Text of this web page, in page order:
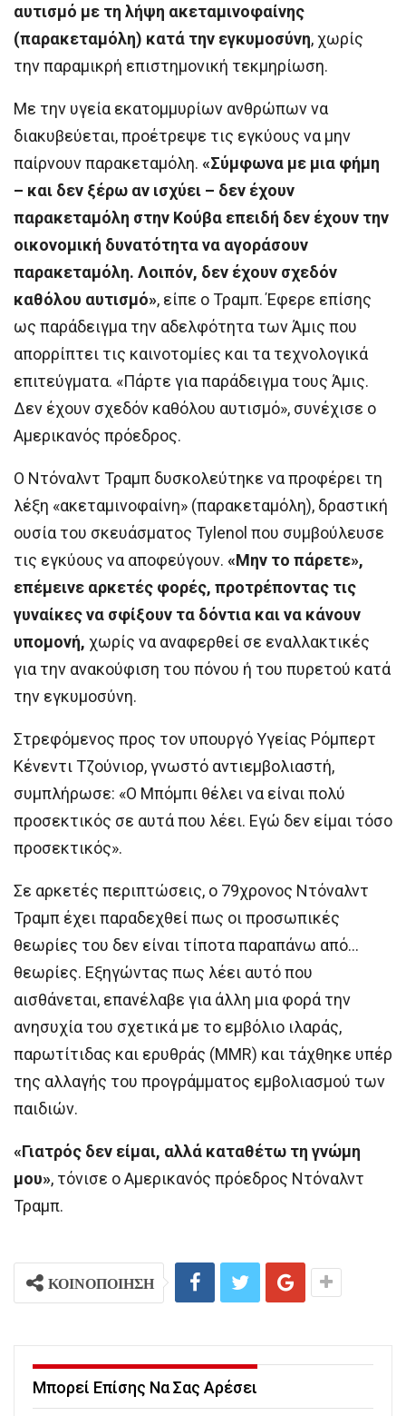
αυτισμό με τη λήψη ακεταμινοφαίνης
(παρακεταμόλη) κατά την εγκυμοσύνη, χωρίς
την παραμικρή επιστημονική τεκμηρίωση.
Με την υγεία εκατομμυρίων ανθρώπων να
διακυβεύεται, προέτρεψε τις εγκύους να μην
παίρνουν παρακεταμόλη. «Σύμφωνα με μια φήμη
– και δεν ξέρω αν ισχύει – δεν έχουν
παρακεταμόλη στην Κούβα επειδή δεν έχουν την
οικονομική δυνατότητα να αγοράσουν
παρακεταμόλη. Λοιπόν, δεν έχουν σχεδόν
καθόλου αυτισμό», είπε ο Τραμπ. Έφερε επίσης
ως παράδειγμα την αδελφότητα των Άμις που
απορρίπτει τις καινοτομίες και τα τεχνολογικά
επιτεύγματα. «Πάρτε για παράδειγμα τους Άμις.
Δεν έχουν σχεδόν καθόλου αυτισμό», συνέχισε ο
Αμερικανός πρόεδρος.
Ο Ντόναλντ Τραμπ δυσκολεύτηκε να προφέρει τη
λέξη «ακεταμινοφαίνη» (παρακεταμόλη), δραστική
ουσία του σκευάσματος Tylenol που συμβούλευσε
τις εγκύους να αποφεύγουν. «Μην το πάρετε»,
επέμεινε αρκετές φορές, προτρέποντας τις
γυναίκες να σφίξουν τα δόντια και να κάνουν
υπομονή, χωρίς να αναφερθεί σε εναλλακτικές
για την ανακούφιση του πόνου ή του πυρετού κατά
την εγκυμοσύνη.
Στρεφόμενος προς τον υπουργό Υγείας Ρόμπερτ
Κένεντι Τζούνιορ, γνωστό αντιεμβολιαστή,
συμπλήρωσε: «Ο Μπόμπι θέλει να είναι πολύ
προσεκτικός σε αυτά που λέει. Εγώ δεν είμαι τόσο
προσεκτικός».
Σε αρκετές περιπτώσεις, ο 79χρονος Ντόναλντ
Τραμπ έχει παραδεχθεί πως οι προσωπικές
θεωρίες του δεν είναι τίποτα παραπάνω από…
θεωρίες. Εξηγώντας πως λέει αυτό που
αισθάνεται, επανέλαβε για άλλη μια φορά την
ανησυχία του σχετικά με το εμβόλιο ιλαράς,
παρωτίτιδας και ερυθράς (MMR) και τάχθηκε υπέρ
της αλλαγής του προγράμματος εμβολιασμού των
παιδιών.
«Γιατρός δεν είμαι, αλλά καταθέτω τη γνώμη
μου», τόνισε ο Αμερικανός πρόεδρος Ντόναλντ
Τραμπ.
ΚΟΙΝΟΠΟΙΗΣΗ
Μπορεί Επίσης Να Σας Αρέσει